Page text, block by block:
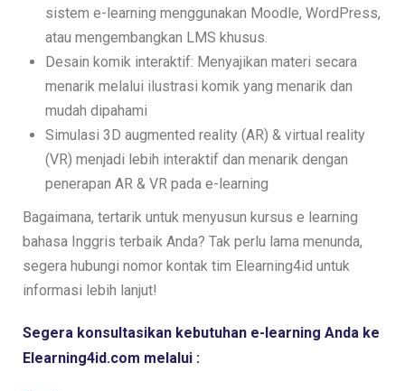
sistem e-learning menggunakan Moodle, WordPress,
atau mengembangkan LMS khusus.
Desain komik interaktif: Menyajikan materi secara
menarik melalui ilustrasi komik yang menarik dan
mudah dipahami
Simulasi 3D augmented reality (AR) & virtual reality
(VR) menjadi lebih interaktif dan menarik dengan
penerapan AR & VR pada e-learning
Bagaimana, tertarik untuk menyusun kursus e learning
bahasa Inggris terbaik Anda? Tak perlu lama menunda,
segera hubungi nomor kontak tim Elearning4id untuk
informasi lebih lanjut!
Segera konsultasikan kebutuhan e-learning Anda ke
Elearning4id.com melalui :